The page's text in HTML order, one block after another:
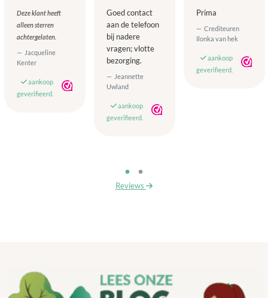
Deze klant heeft
alleen sterren
achtergelaten.
Jacqueline
Kenter
aankoop
geverifieerd.
Goed contact
aan de telefoon
bij nadere
vragen; vlotte
bezorging.
Jeannette
Uwland
aankoop
geverifieerd.
Prima
Crediteuren
Ilonka van hek
aankoop
geverifieerd.
Reviews